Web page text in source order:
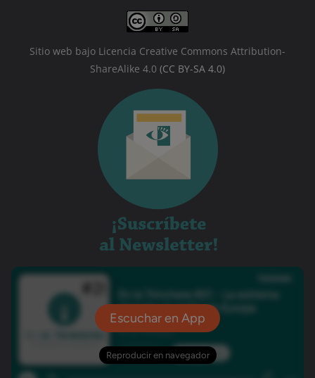
Sitio web bajo Licencia Creative Commons Attribution-
ShareAlike 4.0 (CC BY-SA 4.0)